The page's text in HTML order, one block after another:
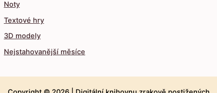
Noty
Textové hry
3D modely
Nejstahovanější měsíce